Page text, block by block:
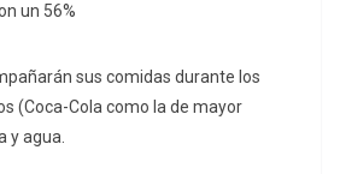
un 56%
sus comidas durante los
(Coca-Cola como la de mayor
y agua.